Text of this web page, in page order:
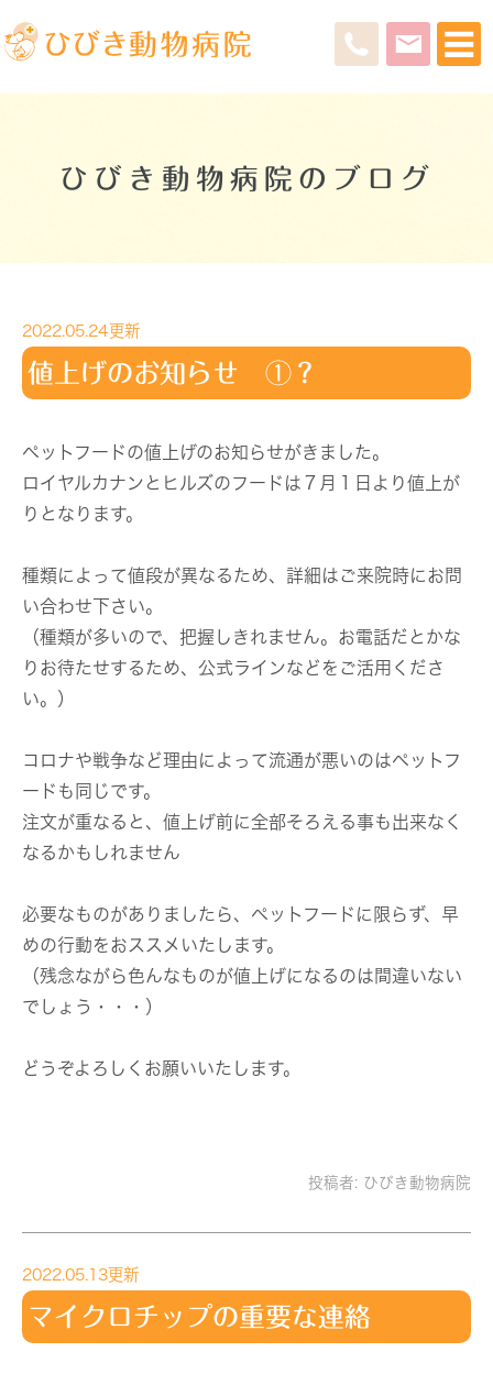
ひびき動物病院のブログ
2022.05.24更新
値上げのお知らせ ①？
ペットフードの値上げのお知らせがきました。
ロイヤルカナンとヒルズのフードは７月１日より値上が
りとなります。
種類によって値段が異なるため、詳細はご来院時にお問
い合わせ下さい。
（種類が多いので、把握しきれません。お電話だとかな
りお待たせするため、公式ラインなどをご活用くださ
い。）
コロナや戦争など理由によって流通が悪いのはペットフ
ードも同じです。
注文が重なると、値上げ前に全部そろえる事も出来なく
なるかもしれません
必要なものがありましたら、ペットフードに限らず、早
めの行動をおススメいたします。
（残念ながら色んなものが値上げになるのは間違いない
でしょう・・・）
どうぞよろしくお願いいたします。
投稿者: ひびき動物病院
2022.05.13更新
マイクロチップの重要な連絡